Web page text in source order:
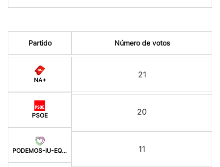
Partido
NA+
PSOE
PODEMOS-IU-EQUO-BATZ
Número de votos
21
20
11